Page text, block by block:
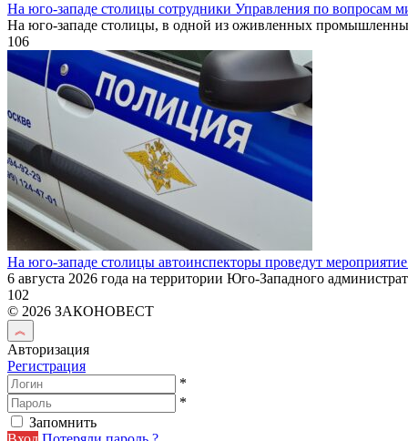
На юго-западе столицы сотрудники Управления по вопросам
На юго-западе столицы, в одной из оживленных
106
На юго-западе столицы автоинспекторы проведут
6 августа 2026 года на территории Юго-Западного
102
© 2026 ЗАКОНОВЕСТ
Авторизация
Регистрация
*
*
Запомнить